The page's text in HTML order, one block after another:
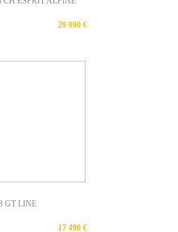
29 990 €
GT LINE
17 490 €